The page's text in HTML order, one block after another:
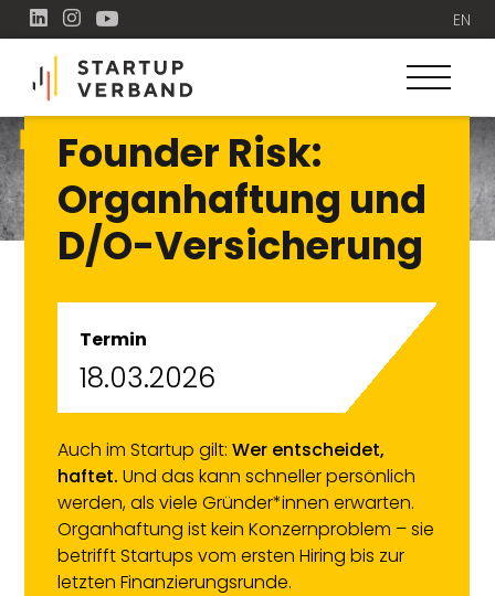
EN
Founder Risk:
Organhaftung und
D/O-Versicherung
Termin
18.03.2026
Auch im Startup gilt:Wer entscheidet,
haftet. Und das kann schneller persönlich
werden, als viele Gründer*innen erwarten.
Organhaftung ist kein Konzernproblem – sie
betrifft Startups vom ersten Hiring bis zur
letzten Finanzierungsrunde.